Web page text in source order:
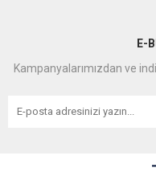
E-
Kampanyalarımızdan ve